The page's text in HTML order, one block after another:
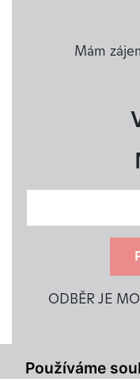
Používáme
Mám
ODBĚR JE